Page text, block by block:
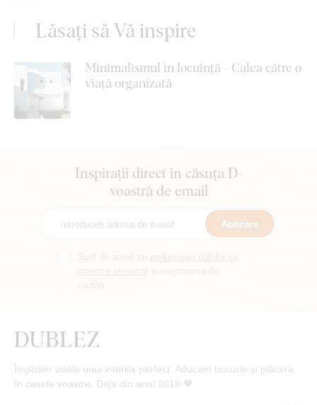
Lăsați să Vă inspire
Minimalismul în locuință - Calea către o
viață organizată
Inspirații direct în căsuța D-
voastră de email
Abonare
Împlinim visele unui interior perfect. Aducem bucurie și plăcere
în casele voastre. Deja din anul 2018 🧡